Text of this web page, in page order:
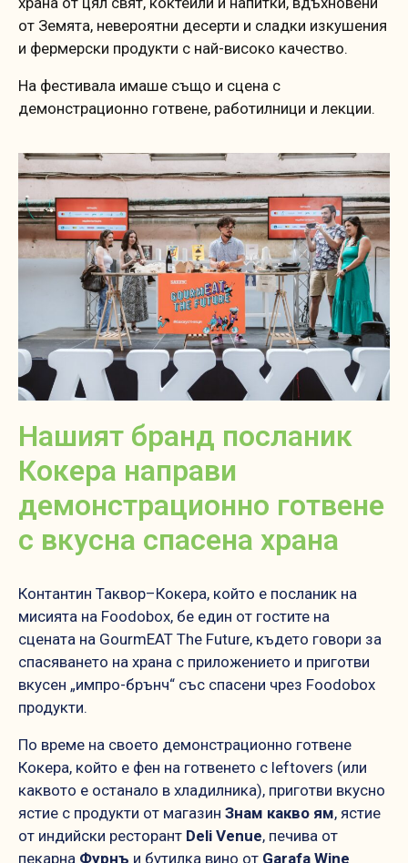
от Земята, невероятни десерти и сладки изкушения
и фермерски продукти с най-високо качество.
На фестивала имаше също и сцена с
демонстрационно готвене, работилници и лекции.
Нашият бранд посланик
Кокера направи
демонстрационно готвене
с вкусна спасена храна
Контантин Таквор–Кокера, който е посланик на
мисията на Foodobox, бе един от гостите на
сцената на GourmEAT The Future, където говори за
спасяването на храна с приложението и приготви
вкусен „импро-брънч“ със спасени чрез Foodobox
продукти.
По време на своето демонстрационно готвене
Кокера, който е фен на готвенето с leftovers (или
каквото е останало в хладилника), приготви вкусно
ястие с продукти от магазин Знам какво ям, ястие
от индийски ресторант Deli Venue, печива от
пекарна Фурнъ и бутилка вино от Garafa Wine